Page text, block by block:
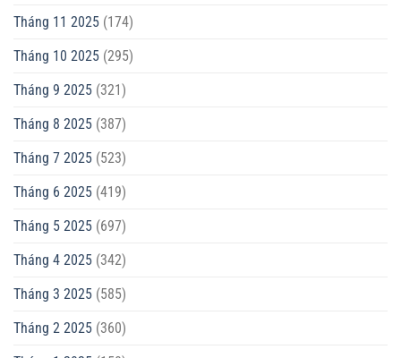
Tháng 11 2025 (174)
Tháng 10 2025 (295)
Tháng 9 2025 (321)
Tháng 8 2025 (387)
Tháng 7 2025 (523)
Tháng 6 2025 (419)
Tháng 5 2025 (697)
Tháng 4 2025 (342)
Tháng 3 2025 (585)
Tháng 2 2025 (360)